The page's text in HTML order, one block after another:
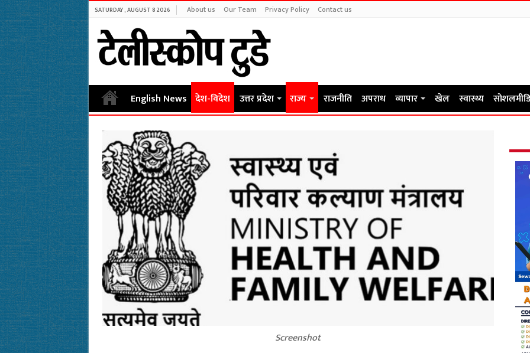
SATURDAY , AUGUST 8 2026 About us Our Team Privacy Policy Contact us
English News देश-विदेश उत्तर प्रदेश राज्य राजनीति अपराध व्यापार खेल स्वास्थ्य
Screenshot